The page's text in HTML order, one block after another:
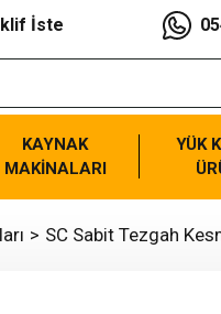
İste
KAYNAK
MAKİNALARI
YÜK
SC Sabit Tezgah